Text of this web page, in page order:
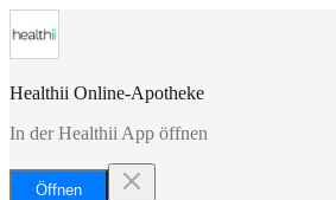
Healthii Online-Apotheke
In der Healthii App öffnen
Öffnen